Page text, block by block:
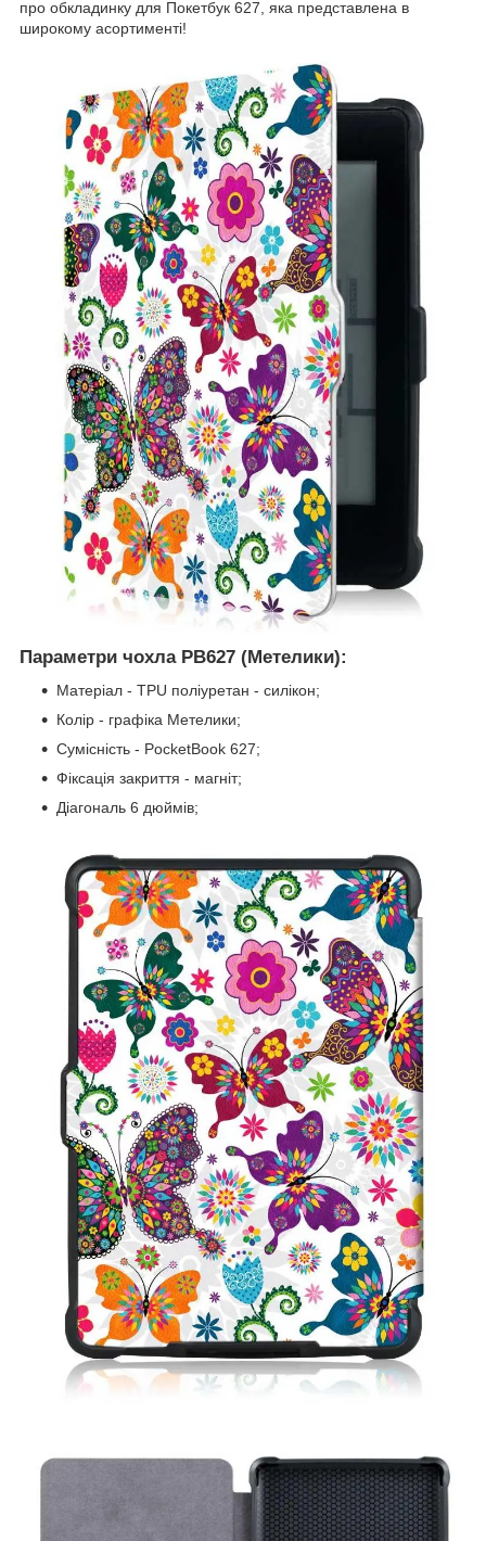
про обкладинку для Покетбук 627, яка представлена в
широкому асортименті!
Параметри чохла PB627 (Метелики):
Матеріал - TPU поліуретан - силікон;
Колір - графіка Метелики;
Сумісність - PocketBook 627;
Фіксація закриття - магніт;
Діагональ 6 дюймів;